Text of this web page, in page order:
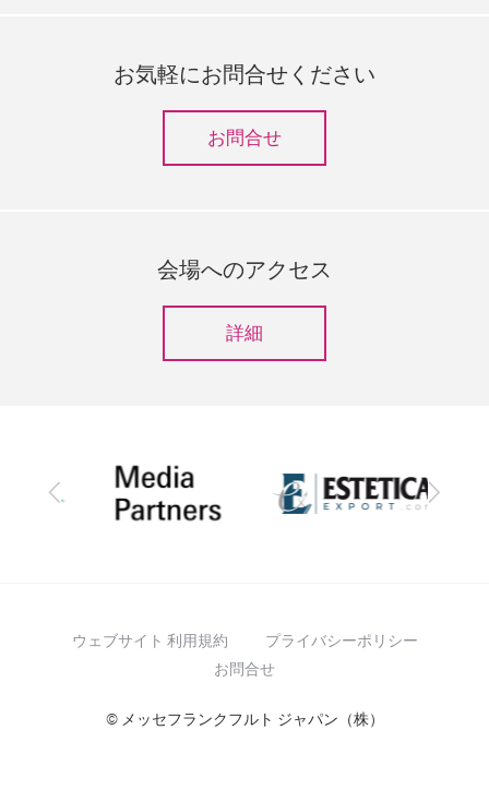
お気軽にお問合せください
お問合せ
会場へのアクセス
詳細
前
次
へ
ウェブサイト 利用規約
プライバシーポリシー
お問合せ
© メッセフランクフルト ジャパン（株）